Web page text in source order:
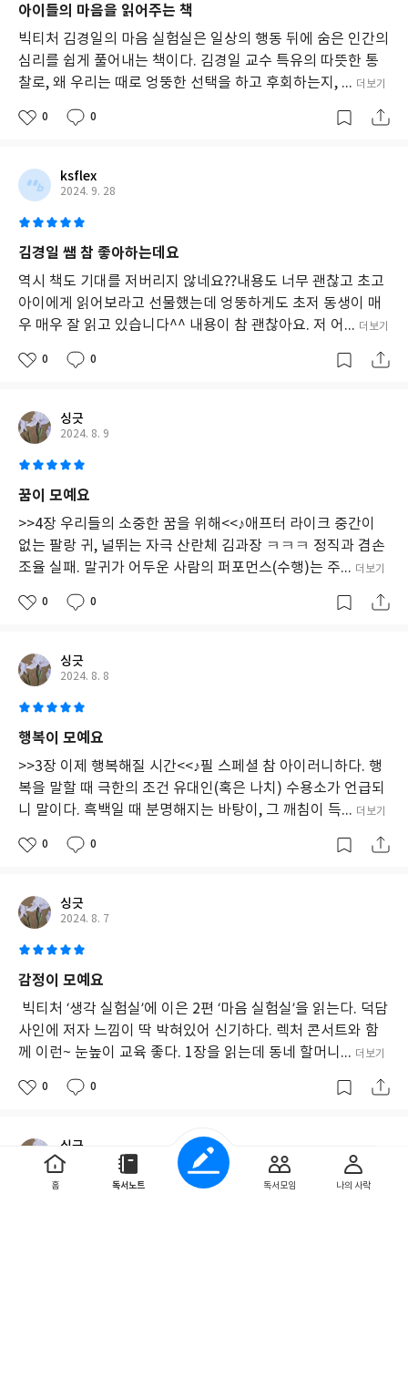
아이들의 마음을 읽어주는 책
빅티처 김경일의 마음 실험실은 일상의 행동 뒤에 숨은 인간의
심리를 쉽게 풀어내는 책이다. 김경일 교수 특유의 따뜻한 통
찰로, 왜 우리는 때로 엉뚱한 선택을 하고 후회하는지, ... 더보기
0 0
ksflex
2024. 9. 28
김경일 쌤 참 좋아하는데요
역시 책도 기대를 저버리지 않네요??내용도 너무 괜찮고 초고
아이에게 읽어보라고 선물했는데 엉뚱하게도 초저 동생이 매
우 매우 잘 읽고 있습니다^^ 내용이 참 괜찮아요. 저 어... 더보기
0 0
싱긋
2024. 8. 9
꿈이 모예요
>>4장 우리들의 소중한 꿈을 위해<<♪애프터 라이크 중간이
없는 팔랑 귀, 널뛰는 자극 산란체 김과장 ㅋㅋㅋ 정직과 겸손
조율 실패. 말귀가 어두운 사람의 퍼포먼스(수행)는 주... 더보기
0 0
싱긋
2024. 8. 8
행복이 모예요
>>3장 이제 행복해질 시간<<♪필 스페셜 참 아이러니하다. 행
복을 말할 때 극한의 조건 유대인(혹은 나치) 수용소가 언급되
니 말이다. 흑백일 때 분명해지는 바탕이, 그 깨침이 득... 더보기
0 0
싱긋
2024. 8. 7
감정이 모예요
빅티처 ‘생각 실험실’에 이은 2편 ‘마음 실험실’을 읽는다. 덕담
사인에 저자 느낌이 딱 박혀있어 신기하다. 렉처 콘서트와 함
께 이런~ 눈높이 교육 좋다. 1장을 읽는데 동네 할머니... 더보기
0 0
싱긋
2024. 8. 7
홈 독서노트 독서모임 나의 사락